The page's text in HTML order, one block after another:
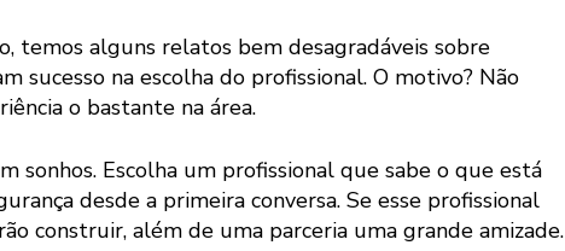
temos alguns relatos bem desagradáveis sobre
sucesso na escolha do profissional. O motivo? Não
o bastante na área.
sonhos. Escolha um profissional que sabe o que está
desde a primeira conversa. Se esse profissional
construir, além de uma parceria uma grande amizade.